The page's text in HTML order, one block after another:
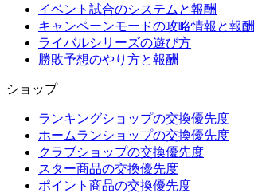
イベント試合のシステムと報酬
キャンペーンモードの攻略情報と報酬
ライバルシリーズの遊び方
勝敗予想のやり方と報酬
ショップ
ランキングショップの交換優先度
ホームランショップの交換優先度
クラブショップの交換優先度
スター商品の交換優先度
ポイント商品の交換優先度